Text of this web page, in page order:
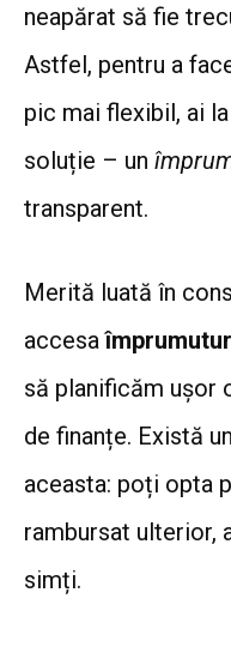
neapărat să fie
Astfel, pentru a
pic mai flexibil, ai
soluție – un
transparent.
Merită luată în
accesa
să planificăm ușor
de finanțe. Există
aceasta: poți opta
rambursat ulterior,
simți.